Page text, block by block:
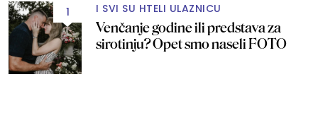
1 I SVI SU HTELI ULAZNICU
Venčanje godine ili predstava za
sirotinju? Opet smo naseli FOTO